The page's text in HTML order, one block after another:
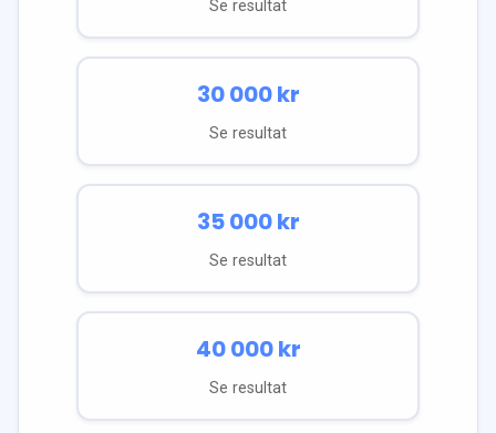
Se resultat
30 000kr
Se resultat
35 000kr
Se resultat
40 000kr
Se resultat